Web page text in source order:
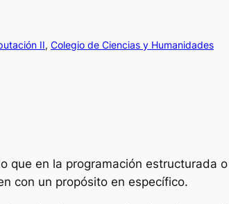
II, Colegio de Ciencias y Humanidades
que en la programación estructurada
con un propósito en específico.